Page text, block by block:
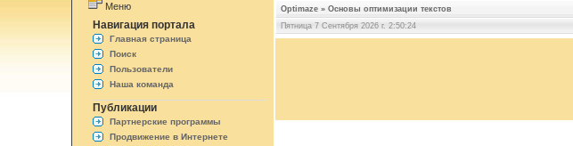
Меню
Навигация портала
Главная страница
Поиск
Пользователи
Наша команда
Публикации
Партнерские программы
Продвижение в Интернете
Optimaze » Основы оптимизации текстов
Пятница 7 Сентября 2026 г. 2:50:25